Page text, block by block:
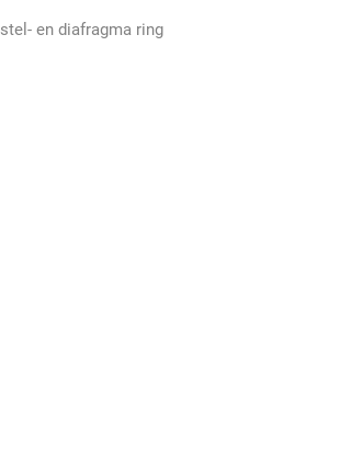
en diafragma ring